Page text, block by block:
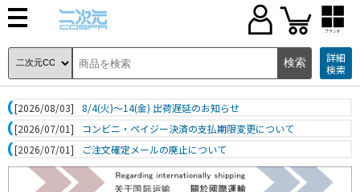
ブランド
詳細
検索
[2026/08/03]
8/4(火)～14(金) 出荷遅延のお知らせ
[2026/07/01]
コンビニ・ペイジー決済の支払期限変更について
[2026/07/01]
ご注文確定メールの廃止について